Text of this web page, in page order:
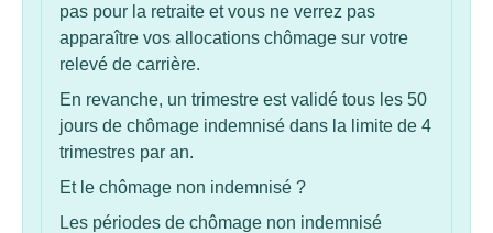
pas pour la retraite et vous ne verrez pas
apparaître vos allocations chômage sur votre
relevé de carrière.
En revanche, un trimestre est validé tous les 50
jours de chômage indemnisé dans la limite de 4
trimestres par an.
Et le chômage non indemnisé ?
Les périodes de chômage non indemnisé